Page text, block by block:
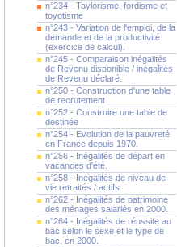
n°234 - Taylorisme, fordisme et
toyotisme
n°243 - Variation de l'emploi, de la
demande et de la productivité
(exercice de calcul).
n°245 - Comparaison inégalités
de Revenu disponible / inégalités
de Revenu déclaré.
n°250 - Construction d'une table
de recrutement.
n°252 - Construire une table de
destinée
n°254 - Evolution de la pauvreté
en France depuis 1970.
n°256 - Inégalités de départ en
vacances d'été.
n°258 - Inégalités de niveau de
vie retraités / actifs.
n°262 - Inégalités de patrimoine
des ménages salariés en 2000.
n°264 - Inégalités de réussite au
bac selon le sexe et le type de
bac, en 2000.